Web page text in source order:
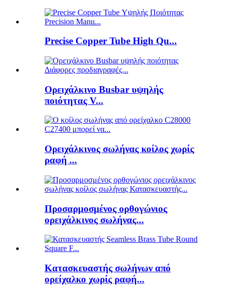
Precise Copper Tube High Qu...
Ορειχάλκινο Busbar υψηλής
ποιότητας V...
Ορειχάλκινος σωλήνας κοίλος χωρίς
ραφή ...
Προσαρμοσμένος ορθογώνιος
ορειχάλκινος σωλήνας...
Κατασκευαστής σωλήνων από
ορείχαλκο χωρίς ραφή...